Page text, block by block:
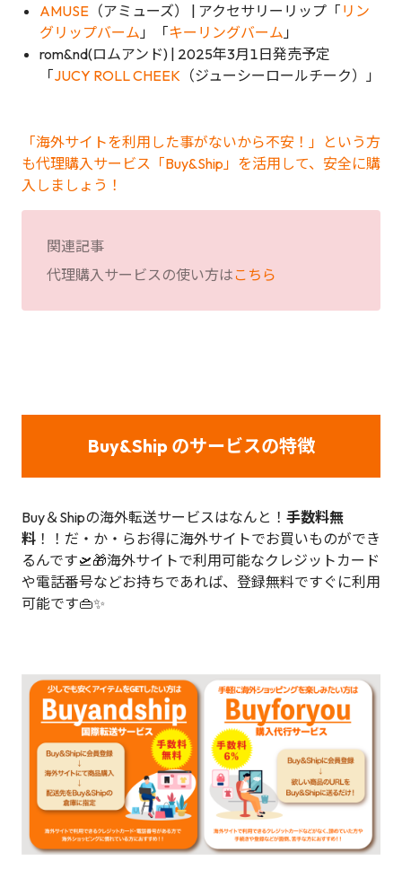
AMUSE （アミューズ） | アクセサリーリップ「 リン
グリップバーム」「キーリングバーム」
rom&nd(ロムアンド) | 2025年3月1日発売予定
「JUCY ROLL CHEEK （ジューシーロールチーク）」
「海外サイトを利用した事がないから不安！」という方
も代理購入サービス「Buy&Ship」を活用して、安全に購
入しましょう！
関連記事
代理購入サービスの使い方は こちら
Buy&Ship のサービスの特徴
Buy＆Shipの海外転送サービスはなんと！ 手数料無
料 ！！だ・か・らお得に海外サイトでお買いものができ
るんです🛫🎁海外サイトで利用可能なクレジットカード
や電話番号などお持ちであれば、登録無料ですぐに利用
可能です👜✨